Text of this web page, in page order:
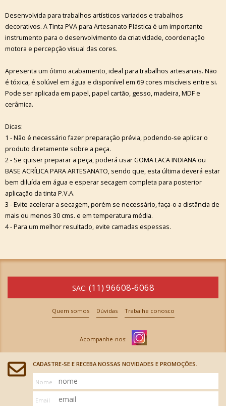
Desenvolvida para trabalhos artísticos variados e trabalhos
decorativos. A Tinta PVA para Artesanato Plástica é um importante
instrumento para o desenvolvimento da criatividade, coordenação
motora e percepção visual das cores.
Apresenta um ótimo acabamento, ideal para trabalhos artesanais. Não
é tóxica, é solúvel em água e disponível em 69 cores miscíveis entre si.
Pode ser aplicada em papel, papel cartão, gesso, madeira, MDF e
cerâmica.
Dicas:
1 - Não é necessário fazer preparação prévia, podendo-se aplicar o
produto diretamente sobre a peça.
2 - Se quiser preparar a peça, poderá usar GOMA LACA INDIANA ou
BASE ACRÍLICA PARA ARTESANATO, sendo que, esta última deverá estar
bem diluída em água e esperar secagem completa para posterior
aplicação da tinta P.V.A.
3 - Evite acelerar a secagem, porém se necessário, faça-o a distância de
mais ou menos 30 cms. e em temperatura média.
4 - Para um melhor resultado, evite camadas espessas.
SAC: (11) 96608-6068
Quem somos Dúvidas Trabalhe conosco
CADASTRE-SE E RECEBA NOSSAS NOVIDADES E PROMOÇÕES.
Nome
Email